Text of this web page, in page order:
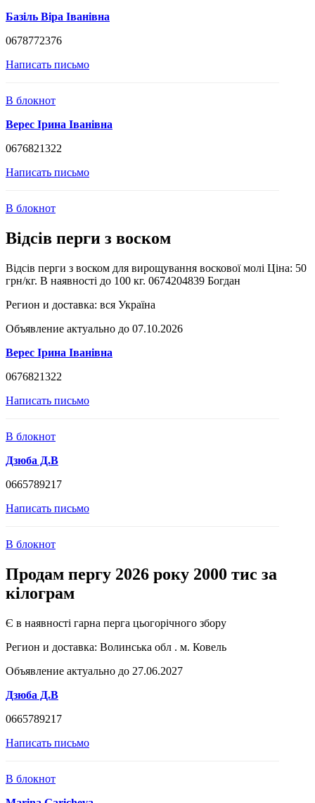
Базіль Віра Іванівна
0678772376
Написать письмо
В блокнот
Верес Ірина Іванівна
0676821322
Написать письмо
В блокнот
Відсів перги з воском
Відсів перги з воском для вирощування воскової молі Ціна: 50
грн/кг. В наявності до 100 кг. 0674204839 Богдан
Регион и доставка: вся Україна
Объявление актуально до 07.10.2026
Верес Ірина Іванівна
0676821322
Написать письмо
В блокнот
Дзюба Д.В
0665789217
Написать письмо
В блокнот
Продам пергу 2026 року 2000 тис за
кілограм
Є в наявності гарна перга цьогорічного збору
Регион и доставка: Волинська обл . м. Ковель
Объявление актуально до 27.06.2027
Дзюба Д.В
0665789217
Написать письмо
В блокнот